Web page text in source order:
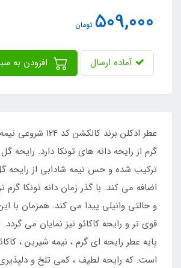
509,000 تومان
آماده ارسال
عطر ادکلن برند
گرم از رایحه دانه های تونکا دارد. رایحه
ترکیب شده و حس نیمه شادابی از رایحه
اضافه می کند. با گذر زمان دانه تونکا
و حالتی وانیلی پیدا می کند. همزمان با
قوی تر و رایحه کاکائو نیز نمایان می
پایه عطر رایحه ای گرم ، نیمه شیرین ،
است. که رایحه لطیف ، کمی تلخ و